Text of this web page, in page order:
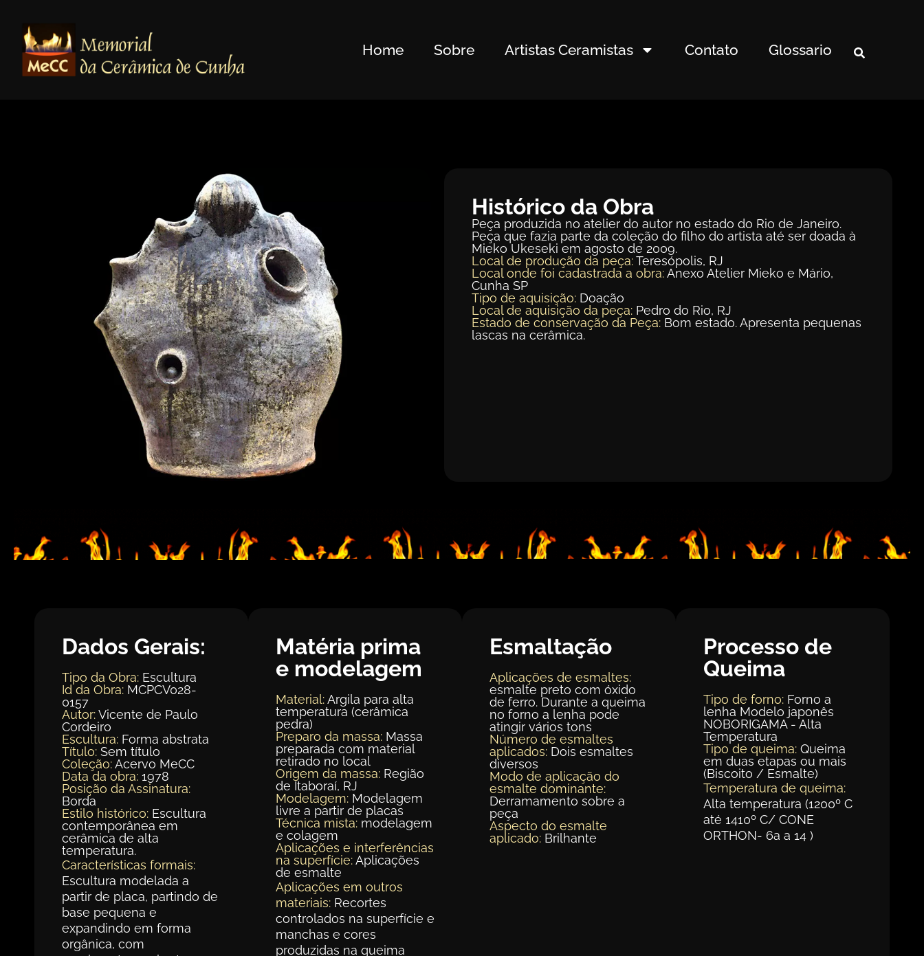
Home Sobre Artistas Ceramistas Contato Glossario
Histórico da Obra
Peça produzida no atelier do autor no estado do Rio de Janeiro.
Peça que fazia parte da coleção do filho do artista até ser doada à
Mieko Ukeseki em agosto de 2009.
Local de produção da peça:Teresópolis, RJ
Local onde foi cadastrada a obra:Anexo Atelier Mieko e Mário,
Cunha SP
Tipo de aquisição:Doação
Local de aquisição da peça:Pedro do Rio, RJ
Estado de conservação da Peça:Bom estado. Apresenta pequenas
lascas na cerâmica.
Dados Gerais:
Tipo da Obra: Escultura
Id da Obra: MCPCV028-
0157
Autor:Vicente de Paulo
Cordeiro
Escultura: Forma abstrata
Título: Sem título
Coleção:Acervo MeCC
Data da obra: 1978
Posição da Assinatura:
Borda
Estilo histórico: Escultura
contemporânea em
cerâmica de alta
temperatura.
Características formais:
Escultura modelada a
partir de placa, partindo de
base pequena e
expandindo em forma
orgânica, com
Matéria prima
e modelagem
Material:Argila para alta
temperatura (cerâmica
pedra)
Preparo da massa: Massa
preparada com material
retirado no local
Origem da massa: Região
de Itaboraí, RJ
Modelagem: Modelagem
livre a partir de placas
Técnica mista: modelagem
e colagem
Aplicações e interferências
na superfície:Aplicações
de esmalte
Aplicações em outros
materiais: Recortes
controlados na superfície e
manchas e cores
produzidas na queima
Esmaltação
Aplicações de esmaltes:
esmalte preto com óxido
de ferro. Durante a queima
no forno a lenha pode
atingir vários tons
Número de esmaltes
aplicados: Dois esmaltes
diversos
Modo de aplicação do
esmalte dominante:
Derramamento sobre a
peça
Aspecto do esmalte
aplicado: Brilhante
Processo de
Queima
Tipo de forno: Forno a
lenha Modelo japonês
NOBORIGAMA - Alta
Temperatura
Tipo de queima: Queima
em duas etapas ou mais
(Biscoito / Esmalte)
Temperatura de queima:
Alta temperatura (1200º C
até 1410º C/ CONE
ORTHON- 6a a 14 )